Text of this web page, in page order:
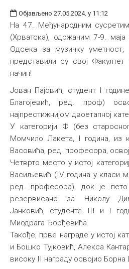
Библиотека
Студенти
Међународна
Објављено 27.05.2024. у 11:12
На 47. Међународним
(Хрватска), одржаним 7-9. маја
Одсека за музичку уметност,
представили су свој
начин!
Јован Пајовић, студент I
Благојевић, ред. проф)
најпрестижнијом двоетапној
У категорији Ф (без
Момчило Лакета, I година, из
Васовића, ред. професора,
Четврто место у истој
Васиљевић (IV година у класи
ред. професора), док је
резервисано за Николу
Јанковић, студенте III и I
Миодрага Ђорђевића.
Такође, прве награде у истој
и Бошко Тујковић, Алекса
високу II награду освојио